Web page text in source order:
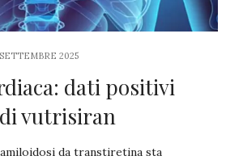
2025
dati positivi
vutrisiran
da transtiretina sta